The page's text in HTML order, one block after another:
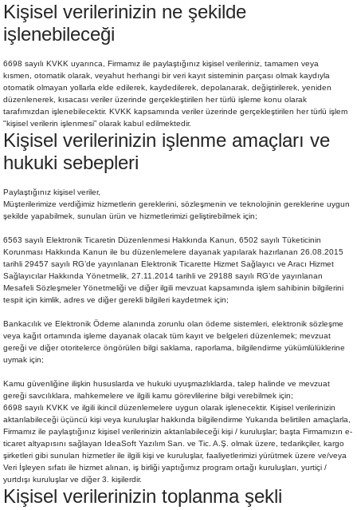
Kişisel verilerinizin ne şekilde
işlenebileceği
6698 sayılı KVKK uyarınca, Firmamız ile paylaştığınız kişisel verileriniz, tamamen veya
kısmen, otomatik olarak, veyahut herhangi bir veri kayıt sisteminin parçası olmak kaydıyla
otomatik olmayan yollarla elde edilerek, kaydedilerek, depolanarak, değiştirilerek, yeniden
düzenlenerek, kısacası veriler üzerinde gerçekleştirilen her türlü işleme konu olarak
tarafımızdan işlenebilecektir. KVKK kapsamında veriler üzerinde gerçekleştirilen her türlü işlem
"kişisel verilerin işlenmesi” olarak kabul edilmektedir.
Kişisel verilerinizin işlenme amaçları ve
hukuki sebepleri
Paylaştığınız kişisel veriler,
Müşterilerimize verdiğimiz hizmetlerin gereklerini, sözleşmenin ve teknolojinin gereklerine uygun
şekilde yapabilmek, sunulan ürün ve hizmetlerimizi geliştirebilmek için;
6563 sayılı Elektronik Ticaretin Düzenlenmesi Hakkında Kanun, 6502 sayılı Tüketicinin
Korunması Hakkında Kanun ile bu düzenlemelere dayanak yapılarak hazırlanan 26.08.2015
tarihli 29457 sayılı RG’de yayınlanan Elektronik Ticarette Hizmet Sağlayıcı ve Aracı Hizmet
Sağlayıcılar Hakkında Yönetmelik, 27.11.2014 tarihli ve 29188 sayılı RG’de yayınlanan
Mesafeli Sözleşmeler Yönetmeliği ve diğer ilgili mevzuat kapsamında işlem sahibinin bilgilerini
tespit için kimlik, adres ve diğer gerekli bilgileri kaydetmek için;
Bankacılık ve Elektronik Ödeme alanında zorunlu olan ödeme sistemleri, elektronik sözleşme
veya kağıt ortamında işleme dayanak olacak tüm kayıt ve belgeleri düzenlemek; mevzuat
gereği ve diğer otoritelerce öngörülen bilgi saklama, raporlama, bilgilendirme yükümlülüklerine
uymak için;
Kamu güvenliğine ilişkin hususlarda ve hukuki uyuşmazlıklarda, talep halinde ve mevzuat
gereği savcılıklara, mahkemelere ve ilgili kamu görevlilerine bilgi verebilmek için;
6698 sayılı KVKK ve ilgili ikincil düzenlemelere uygun olarak işlenecektir. Kişisel verilerinizin
aktarılabileceği üçüncü kişi veya kuruluşlar hakkında bilgilendirme Yukarıda belirtilen amaçlarla,
Firmamız ile paylaştığınız kişisel verilerinizin aktarılabileceği kişi / kuruluşlar; başta Firmamızın e-
ticaret altyapısını sağlayan IdeaSoft Yazılım San. ve Tic. A.Ş. olmak üzere, tedarikçiler, kargo
şirketleri gibi sunulan hizmetler ile ilgili kişi ve kuruluşlar, faaliyetlerimizi yürütmek üzere ve/veya
Veri İşleyen sıfatı ile hizmet alınan, iş birliği yaptığımız program ortağı kuruluşları, yurtiçi /
yurtdışı kuruluşlar ve diğer 3. kişilerdir.
Kişisel verilerinizin toplanma şekli